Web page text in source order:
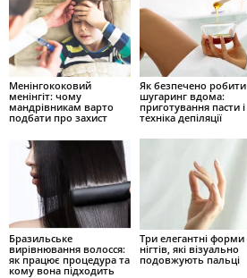
Менінгококовий
менінгіт: чому
мандрівникам варто
подбати про захист
Як безпечено робити
шугаринг вдома:
приготування пасти і
техніка депіляції
Бразильське
вирівнювання волосся:
як працює процедура та
кому вона підходить
Три елегантні форми
нігтів, які візуально
подовжують пальці